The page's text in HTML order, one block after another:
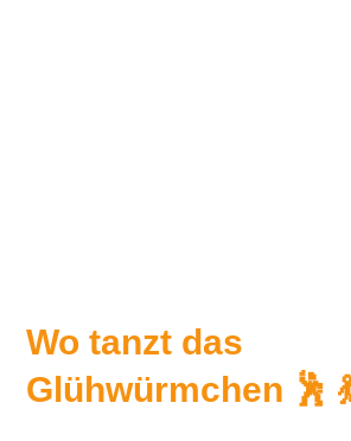
Wo tanzt das
Glühwürmchen 🕺